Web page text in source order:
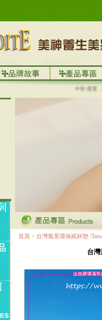
中秋優選，
首頁 > 台灣風景環保紙杯墊 /
台灣